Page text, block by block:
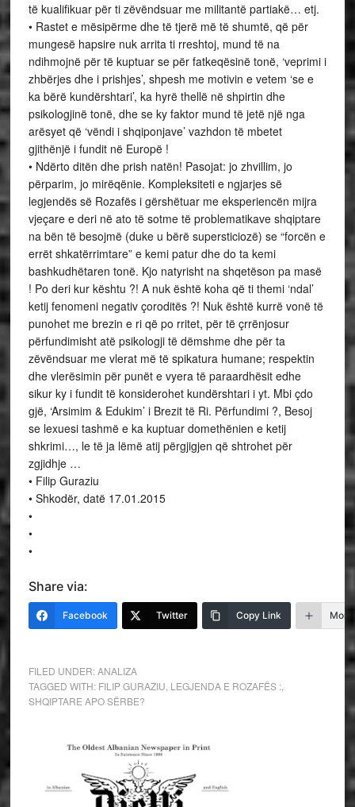
të kualifikuar për ti zëvëndsuar me militantë partiakë… etj.
• Rastet e mësipërme dhe të tjerë më të shumtë, që për
mungesë hapsire nuk arrita ti rreshtoj, mund të na
ndihmojnë për të kuptuar se për fatkeqësinë tonë, ‘veprimi i
zhbërjes dhe i prishjes’, shpesh me motivin e vetem ‘se e
ka bërë kundërshtari’, ka hyrë thellë në shpirtin dhe
psikologjinë tonë, dhe se ky faktor mund të jetë një nga
arësyet që ‘vëndi i shqiponjave’ vazhdon të mbetet
gjithënjë i fundit në Europë !
• Ndërto ditën dhe prish natën! Pasojat: jo zhvillim, jo
përparim, jo mirëqënie. Kompleksiteti e ngjarjes së
legjendës së Rozafës i gërshëtuar me eksperiencën mijra
vjeçare e deri në ato të sotme të problematikave shqiptare
na bën të besojmë (duke u bërë supersticiozë) se “forcën e
errët shkatërrimtare” e kemi patur dhe do ta kemi
bashkudhëtaren tonë. Kjo natyrisht na shqetëson pa masë
! Po deri kur kështu ?! A nuk është koha që ti themi ‘ndal’
ketij fenomeni negativ çoroditës ?! Nuk është kurrë vonë të
punohet me brezin e ri që po rritet, për të çrrënjosur
përfundimisht atë psikologji të dëmshme dhe për ta
zëvëndsuar me vlerat më të spikatura humane; respektin
dhe vlerësimin për punët e vyera të paraardhësit edhe
sikur ky i fundit të konsiderohet kundërshtari i yt. Mbi çdo
gjë, ‘Arsimim & Edukim’ i Brezit të Ri. Përfundimi ?, Besoj
se lexuesi tashmë e ka kuptuar domethënien e ketij
shkrimi…, le të ja lëmë atij përgjigjen që shtrohet për
zgjidhje …
• Filip Guraziu
• Shkodër, datë 17.01.2015
•
•
•
Share via:
Facebook Twitter Copy Link More
FILED UNDER:ANALIZA
TAGGED WITH: FILIP GURAZIU LEGJENDA E ROZAFËS :,
SHQIPTARE APO SËRBE?